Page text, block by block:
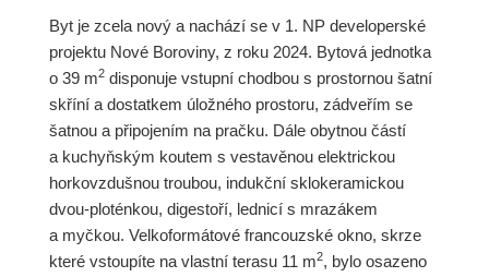
Byt je zcela nový a nachází se v 1. NP developerské
projektu Nové Boroviny, z roku 2024. Bytová jednotka
o 39 m2 disponuje vstupní chodbou s prostornou šatní
skříní a dostatkem úložného prostoru, zádveřím se
šatnou a připojením na pračku. Dále obytnou částí
a kuchyňským koutem s vestavěnou elektrickou
horkovzdušnou troubou, indukční sklokeramickou
dvou-ploténkou, digestoří, lednicí s mrazákem
a myčkou. Velkoformátové francouzské okno, skrze
které vstoupíte na vlastní terasu 11 m2, bylo osazeno